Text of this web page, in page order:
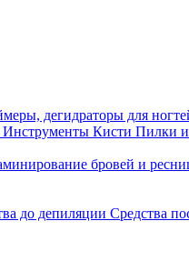
дегидраторы для
Инструменты Кисти Пилки
бровей и
до депиляции Средства